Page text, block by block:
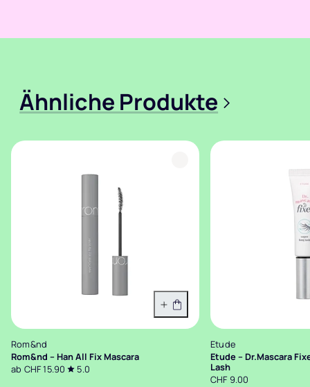
Ähnliche Produkte >
Variante wählen
Rom&nd
Rom&nd – Han All Fix Mascara
ab CHF 15.90
5.0
Etude
Etude – Dr.Mascara
Lash
CHF 9.00